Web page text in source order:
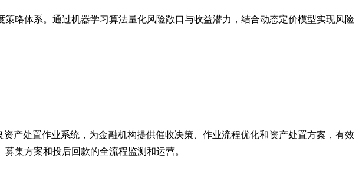
略体系。通过机器学习算法量化风险敞口与收益潜力，结合动态定价模型实现风险
资产处置作业系统，为金融机构提供催收决策、作业流程优化和资产处置方案，有效
集方案和投后回款的全流程监测和运营。